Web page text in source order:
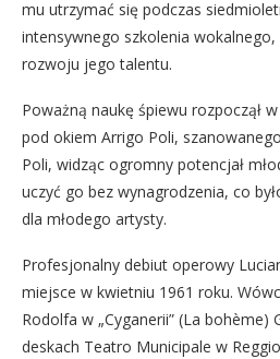
mu utrzymać się podczas
intensywnego szkolenia wokalnego,
rozwoju jego talentu.
Poważną naukę śpiewu rozpoczął
pod okiem Arrigo Poli,
Poli, widząc ogromny potencjał
uczyć go bez wynagrodzenia, co
dla młodego artysty.
Profesjonalny debiut operowy
miejsce w kwietniu 1961 roku.
Rodolfa w „Cyganerii” (La bohème)
deskach Teatro Municipale w